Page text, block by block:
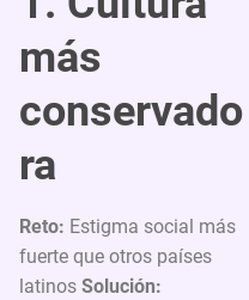
más
conservado
ra
Reto: Estigma social más
fuerte que otros países
latinos Solución: